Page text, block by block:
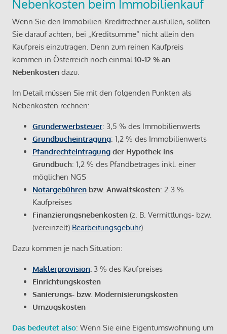
Nebenkosten beim Immobilienkauf
Wenn Sie den Immobilien-Kreditrechner ausfüllen, sollten
Sie darauf achten, bei „Kreditsumme“ nicht allein den
Kaufpreis einzutragen. Denn zum reinen Kaufpreis
kommen in Österreich noch einmal10-12 % an
Nebenkosten dazu.
Im Detail müssen Sie mit den folgenden Punkten als
Nebenkosten rechnen:
Grunderwerbsteuer: 3,5 % des Immobilienwerts
Grundbucheintragung: 1,2 % des Immobilienwerts
Pfandrechteintragung der Hypothek ins
Grundbuch: 1,2 % des Pfandbetrages inkl. einer
möglichen NGS
Notargebühren bzw. Anwaltskosten: 2-3 %
Kaufpreises
Finanzierungsnebenkosten (z. B. Vermittlungs- bzw.
(vereinzelt) Bearbeitungsgebühr)
Dazu kommen je nach Situation:
Maklerprovision: 3 % des Kaufpreises
Einrichtungskosten
Sanierungs- bzw. Modernisierungskosten
Umzugskosten
Das bedeutet also: Wenn Sie eine Eigentumswohnung um